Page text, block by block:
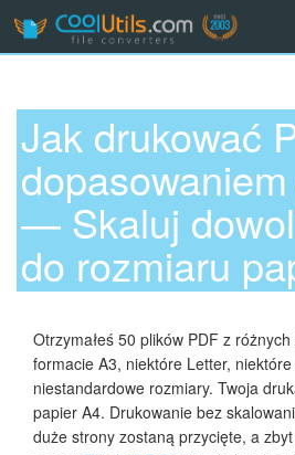
Jak drukować
— Skaluj
do rozmiaru
Otrzymałeś 50 plików PDF z
formacie A3, niektóre Letter,
niestandardowe rozmiary. Twoja
papier A4. Drukowanie bez
duże strony zostaną przycięte, a